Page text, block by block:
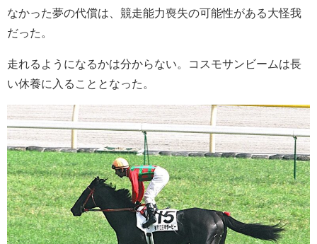
なかった夢の代償は、競走能力喪失の可能性がある大怪我
だった。
走れるようになるかは分からない。コスモサンビームは長
い休養に入ることとなった。